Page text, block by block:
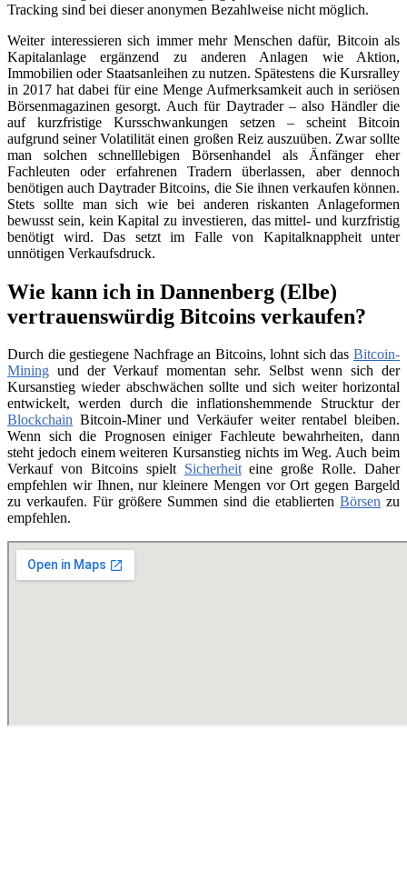
Tracking sind bei dieser anonymen Bezahlweise nicht möglich.
Weiter interessieren sich immer mehr Menschen dafür, Bitcoin als
Kapitalanlage ergänzend zu anderen Anlagen wie Aktion,
Immobilien oder Staatsanleihen zu nutzen. Spätestens die Kursralley
in 2017 hat dabei für eine Menge Aufmerksamkeit auch in seriösen
Börsenmagazinen gesorgt. Auch für Daytrader – also Händler die
auf kurzfristige Kursschwankungen setzen – scheint Bitcoin
aufgrund seiner Volatilität einen großen Reiz auszuüben. Zwar sollte
man solchen schnelllebigen Börsenhandel als Änfänger eher
Fachleuten oder erfahrenen Tradern überlassen, aber dennoch
benötigen auch Daytrader Bitcoins, die Sie ihnen verkaufen können.
Stets sollte man sich wie bei anderen riskanten Anlageformen
bewusst sein, kein Kapital zu investieren, das mittel- und kurzfristig
benötigt wird. Das setzt im Falle von Kapitalknappheit unter
unnötigen Verkaufsdruck.
Wie kann ich in Dannenberg (Elbe)
vertrauenswürdig Bitcoins verkaufen?
Durch die gestiegene Nachfrage an Bitcoins, lohnt sich das Bitcoin-
Mining und der Verkauf momentan sehr. Selbst wenn sich der
Kursanstieg wieder abschwächen sollte und sich weiter horizontal
entwickelt, werden durch die inflationshemmende Strucktur der
Blockchain Bitcoin-Miner und Verkäufer weiter rentabel bleiben.
Wenn sich die Prognosen einiger Fachleute bewahrheiten, dann
steht jedoch einem weiteren Kursanstieg nichts im Weg. Auch beim
Verkauf von Bitcoins spielt Sicherheiteine große Rolle. Daher
empfehlen wir Ihnen, nur kleinere Mengen vor Ort gegen Bargeld
zu verkaufen. Für größere Summen sind die etablierten Börsen zu
empfehlen.